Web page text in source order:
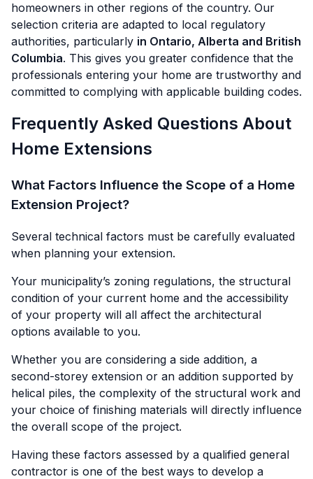
homeowners in other regions of the country. Our
selection criteria are adapted to local regulatory
authorities, particularly in Ontario, Alberta and British
Columbia. This gives you greater confidence that the
professionals entering your home are trustworthy and
committed to complying with applicable building codes.
Frequently Asked Questions About
Home Extensions
What Factors Influence the Scope of a Home
Extension Project?
Several technical factors must be carefully evaluated
when planning your extension.
Your municipality’s zoning regulations, the structural
condition of your current home and the accessibility
of your property will all affect the architectural
options available to you.
Whether you are considering a side addition, a
second-storey extension or an addition supported by
helical piles, the complexity of the structural work and
your choice of finishing materials will directly influence
the overall scope of the project.
Having these factors assessed by a qualified general
contractor is one of the best ways to develop a